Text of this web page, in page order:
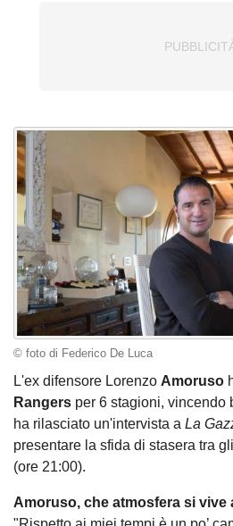
© foto di Federico De Luca
L'ex difensore Lorenzo Amoruso
Rangers per 6 stagioni, vincendo
ha rilasciato un'intervista a La
presentare la sfida di stasera tra
(ore 21:00).
Amoruso, che atmosfera si vive